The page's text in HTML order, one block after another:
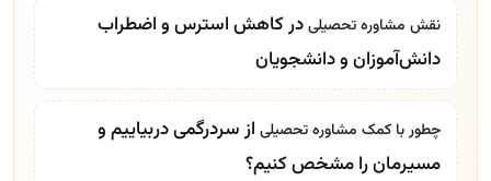
نقش مشاوره تحصیلیدر کاهش استرس و اضطراب
دانش‌آموزان و دانشجویان
چطور با کمک مشاوره تحصیلی از سردرگمی دربیاییم و
مسیرمان را مشخص کنیم؟